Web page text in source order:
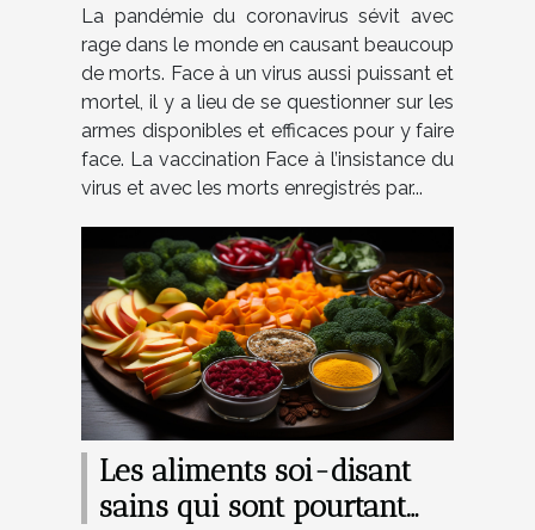
COVID-19
La pandémie du coronavirus sévit avec
rage dans le monde en causant beaucoup
de morts. Face à un virus aussi puissant et
mortel, il y a lieu de se questionner sur les
armes disponibles et efficaces pour y faire
face. La vaccination Face à l’insistance du
virus et avec les morts enregistrés par...
Les aliments soi-disant
sains qui sont pourtant